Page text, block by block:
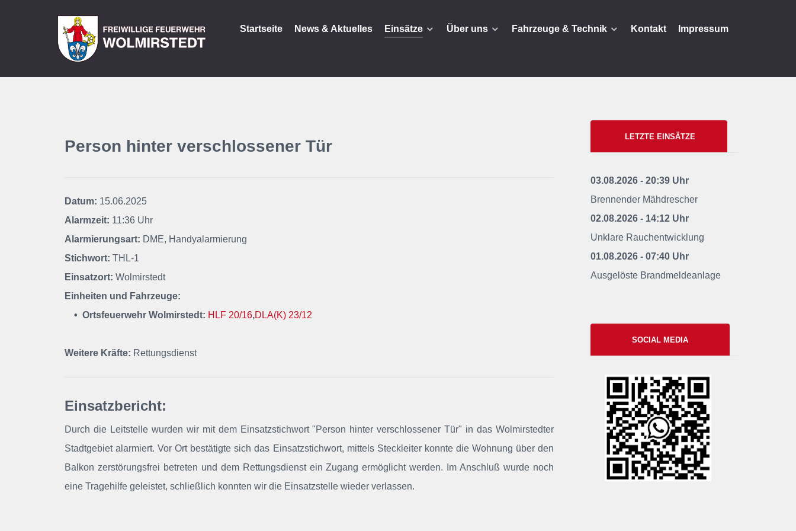
Startseite News & Aktuelles Einsätze Über uns Fahrzeuge & Technik Kontakt Impressum
Person hinter verschlossener Tür
Datum: 15.06.2025
Alarmzeit: 11:36 Uhr
Alarmierungsart: DME, Handyalarmierung
Stichwort: THL-1
Einsatzort: Wolmirstedt
Einheiten und Fahrzeuge:
• Ortsfeuerwehr Wolmirstedt: HLF 20/16,DLA(K) 23/12
Weitere Kräfte: Rettungsdienst
Einsatzbericht:
Durch die Leitstelle wurden wir mit dem Einsatzstichwort "Person hinter verschlossener Tür" in das Wolmirstedter
Stadtgebiet alarmiert. Vor Ort bestätigte sich das Einsatzstichwort, mittels Steckleiter konnte die Wohnung über den
Balkon zerstörungsfrei betreten und dem Rettungsdienst ein Zugang ermöglicht werden. Im Anschluß wurde noch
eine Tragehilfe geleistet, schließlich konnten wir die Einsatzstelle wieder verlassen.
LETZTE EINSÄTZE
03.08.2026 - 20:39 Uhr
Brennender Mähdrescher
02.08.2026 - 14:12 Uhr
Unklare Rauchentwicklung
01.08.2026 - 07:40 Uhr
Ausgelöste Brandmeldeanlage
SOCIAL MEDIA